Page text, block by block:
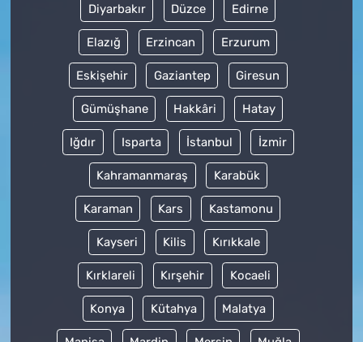
Diyarbakır Düzce Edirne
Elazığ Erzincan Erzurum
Eskişehir Gaziantep Giresun
Gümüşhane Hakkâri Hatay
Iğdır Isparta İstanbul İzmir
Kahramanmaraş Karabük
Karaman Kars Kastamonu
Kayseri Kilis Kırıkkale
Kırklareli Kırşehir Kocaeli
Konya Kütahya Malatya